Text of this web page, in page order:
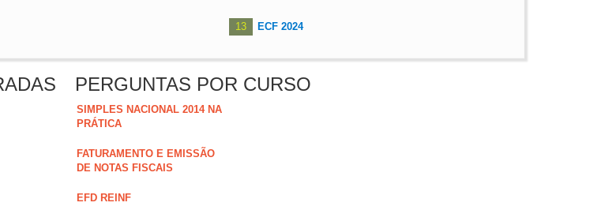
13 ECF 2024
PERGUNTAS POR CURSO
SIMPLES NACIONAL 2014 NA
PRÁTICA
FATURAMENTO E EMISSÃO
DE NOTAS FISCAIS
EFD REINF